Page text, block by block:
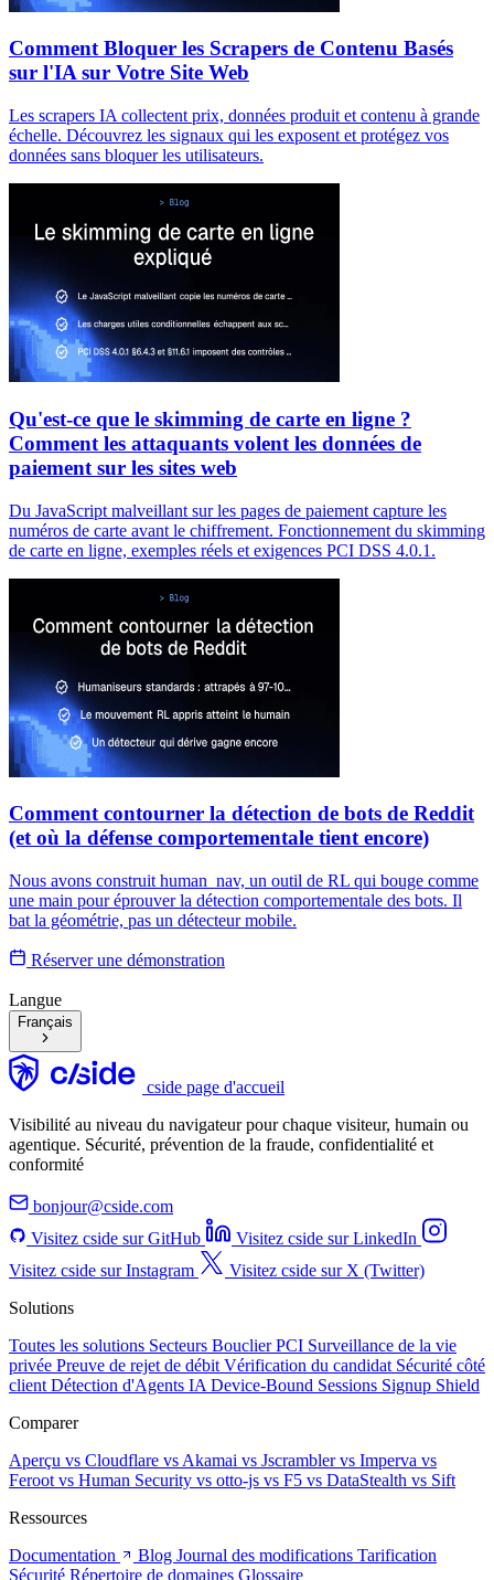
Comment Bloquer les Scrapers de Contenu Basés
sur l'IA sur Votre Site Web
Les scrapers IA collectent prix, données produit et contenu à grande
échelle. Découvrez les signaux qui les exposent et protégez vos
données sans bloquer les utilisateurs.
Qu'est-ce que le skimming de carte en ligne ?
Comment les attaquants volent les données de
paiement sur les sites web
Du JavaScript malveillant sur les pages de paiement capture les
numéros de carte avant le chiffrement. Fonctionnement du skimming
de carte en ligne, exemples réels et exigences PCI DSS 4.0.1.
Comment contourner la détection de bots de Reddit
(et où la défense comportementale tient encore)
Nous avons construit human_nav, un outil de RL qui bouge comme
une main pour éprouver la détection comportementale des bots. Il
bat la géométrie, pas un détecteur mobile.
Réserver une démonstration
Langue
Français
cside page d'accueil
Visibilité au niveau du navigateur pour chaque visiteur, humain ou
agentique. Sécurité, prévention de la fraude, confidentialité et
conformité
bonjour@cside.com
Visitez cside sur GitHub
Visitez cside sur LinkedIn
Visitez cside sur Instagram
Visitez cside sur X (Twitter)
Solutions
Toutes les solutions Secteurs Bouclier PCI Surveillance de la vie
privée Preuve de rejet de débit Vérification du candidat Sécurité côté
client Détection d'Agents IA Device-Bound Sessions Signup Shield
Comparer
Aperçu vs Cloudflare vs Akamai vs Jscramblervs Imperva vs
Feroot vs Human Security vs otto-js vs F5 vs DataStealth vs Sift
Ressources
Documentation
Blog Journal des modifications Tarification
Sécurité Répertoire de domaines Glossaire